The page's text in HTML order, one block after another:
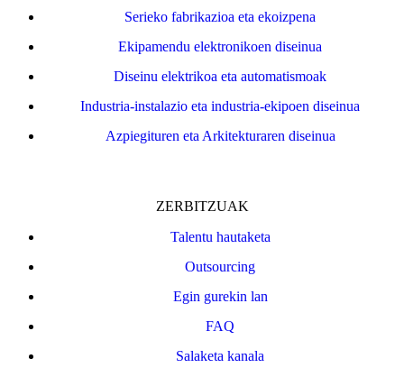
Serieko fabrikazioa eta ekoizpena
Ekipamendu elektronikoen diseinua
Diseinu elektrikoa eta automatismoak
Industria-instalazio eta industria-ekipoen diseinua
Azpiegituren eta Arkitekturaren diseinua
ZERBITZUAK
Talentu hautaketa
Outsourcing
Egin gurekin lan
FAQ
Salaketa kanala